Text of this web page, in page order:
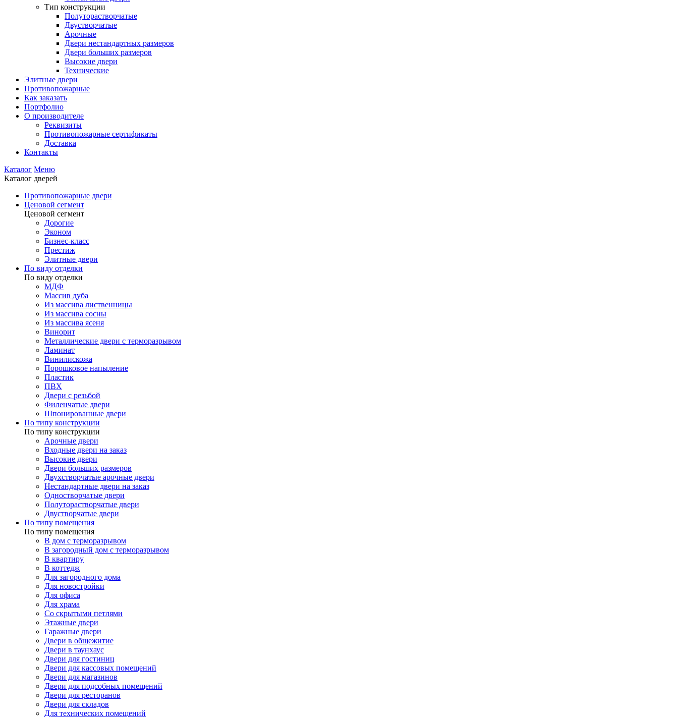
Тип конструкции
Полуторастворчатые
Двустворчатые
Арочные
Двери нестандартных размеров
Двери больших размеров
Высокие двери
Технические
Элитные двери
Противопожарные
Как заказать
Портфолио
О производителе
Реквизиты
Противопожарные сертификаты
Доставка
Контакты
Каталог Меню
Каталог дверей
Противопожарные двери
Ценовой сегмент
Ценовой сегмент
Дорогие
Эконом
Бизнес-класс
Престиж
Элитные двери
По виду отделки
По виду отделки
МДФ
Массив дуба
Из массива лиственницы
Из массива сосны
Из массива ясеня
Винорит
Металлические двери с терморазрывом
Ламинат
Винилискожа
Порошковое напыление
Пластик
ПВХ
Двери с резьбой
Филенчатые двери
Шпонированные двери
По типу конструкции
По типу конструкции
Арочные двери
Входные двери на заказ
Высокие двери
Двери больших размеров
Двухстворчатые арочные двери
Нестандартные двери на заказ
Одностворчатые двери
Полуторастворчатые двери
Двустворчатые двери
По типу помещения
По типу помещения
В дом с терморазрывом
В загородный дом с терморазрывом
В квартиру
В коттедж
Для загородного дома
Для новостройки
Для офиса
Для храма
Со скрытыми петлями
Этажные двери
Гаражные двери
Двери в общежитие
Двери в таунхаус
Двери для гостиниц
Двери для кассовых помещений
Двери для магазинов
Двери для подсобных помещений
Двери для ресторанов
Двери для складов
Для технических помещений